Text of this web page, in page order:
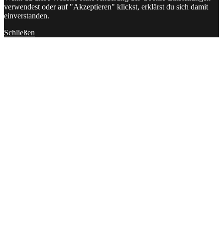
verwendest oder auf "Akzeptieren" klickst, erklärst du sich damit
einverstanden.
Schließen